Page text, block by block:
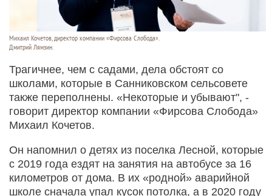
Михаил Кочетов, директор компании «Фирсова Слобода».
Дмитрий Лямзин.
Трагичнее, чем с садами, дела обстоят со
школами, которые в Санниковском сельсовете
также переполнены. «Некоторые и убывают", -
говорит директор компании «Фирсова Слобода»
Михаил Кочетов.
Он напомнил о детях из поселка Лесной, которые
с 2019 года ездят на занятия на автобусе за 16
километров от дома. В их «родной» аварийной
школе сначала упал кусок потолка, а в 2020 году